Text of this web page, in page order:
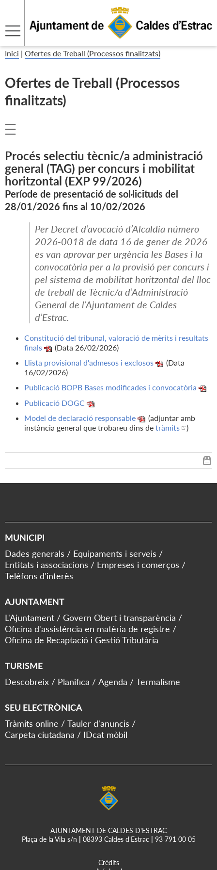
Inici | Ofertes de Treball (Processos finalitzats)
Ofertes de Treball (Processos
finalitzats)
Procés selectiu tècnic/a administració
general (TAG) per concurs i mobilitat
horitzontal (EXP 99/2026)
Període de presentació de sol·licituds del
28/01/2026 fins al 10/02/2026
Per Decret d’avocació d’Alcaldia número
2026-0018 de data 16 de gener de 2026
es van aprovar per urgència les Bases i la
convocatòria per a la provisió per concurs i
pel sistema de mobilitat horitzontal del lloc
de treball de Tècnic/a d’Administració
General de l’Ajuntament de Caldes
d’Estrac.
Constitució del tribunal, valoració de mèrits i resultats
finals
(Data 26/02/2026)
Llista provisional d'admesos i exclosos
(Data
16/02/2026)
Publicació BOPB Bases modificades i convocatòria
Publicació DOGC
Model de declaració responsable
(adjuntar amb
instància general que trobareu dins de tràmits )
MUNICIPI
Dades generals
Equipaments i serveis
Entitats i associacions
Empreses i comerços
Telèfons d'interès
AJUNTAMENT
L'Ajuntament
Govern Obert i transparència
Oficina d'assistència en matèria de registre
Oficina de Recaptació i Gestió Tributària
TURISME
Descobreix
Planifica Agenda Termalisme
SEU ELECTRÒNICA
Tràmits online
Tauler d'anuncis
Carpeta ciutadana
IDcat mòbil
AJUNTAMENT DE CALDES D'ESTRAC
Plaça de la Vila s/n
08393 Caldes d'Estrac 93 791 00 05
Crèdits